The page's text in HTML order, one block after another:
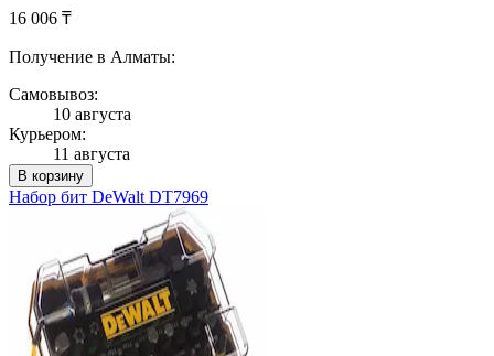
16 006 ₸
Получение в Алматы:
Самовывоз:
10 августа
Курьером:
11 августа
В корзину
Набор бит DeWalt DT7969